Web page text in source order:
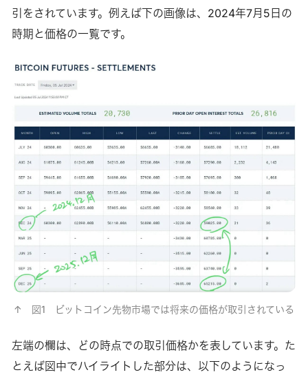
引をされています。例えば下の画像は、2024年7月5日の
時期と価格の一覧です。
↑　図1　ビットコイン先物市場では将来の価格が取引されている
左端の欄は、どの時点での取引価格かを表しています。た
とえば図中でハイライトした部分は、以下のようになっ